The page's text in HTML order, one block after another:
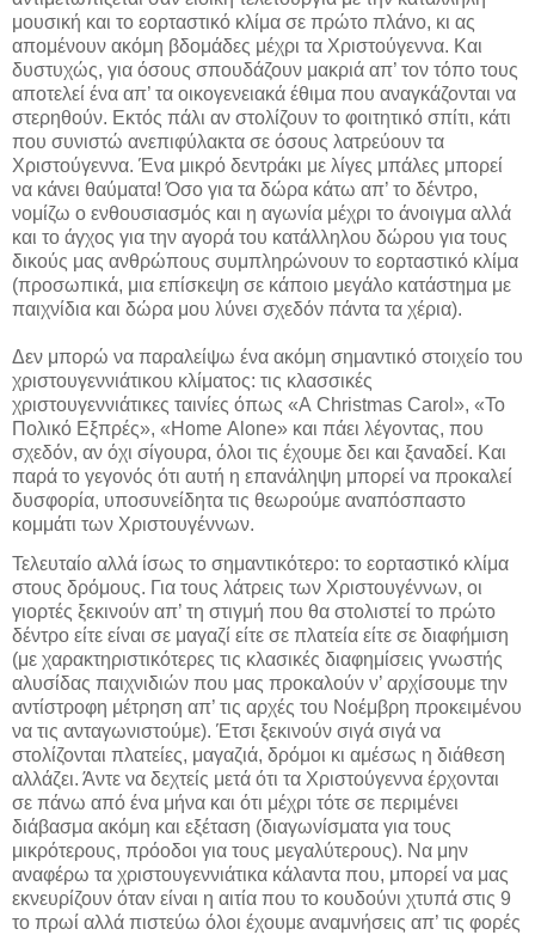
μουσική και το εορταστικό κλίμα σε πρώτο πλάνο, κι ας
απομένουν ακόμη βδομάδες μέχρι τα Χριστούγεννα. Και
δυστυχώς, για όσους σπουδάζουν μακριά απ’ τον τόπο τους
αποτελεί ένα απ’ τα οικογενειακά έθιμα που αναγκάζονται να
στερηθούν. Εκτός πάλι αν στολίζουν το φοιτητικό σπίτι, κάτι
που συνιστώ ανεπιφύλακτα σε όσους λατρεύουν τα
Χριστούγεννα. Ένα μικρό δεντράκι με λίγες μπάλες μπορεί
να κάνει θαύματα! Όσο για τα δώρα κάτω απ’ το δέντρο,
νομίζω ο ενθουσιασμός και η αγωνία μέχρι το άνοιγμα αλλά
και το άγχος για την αγορά του κατάλληλου δώρου για τους
δικούς μας ανθρώπους συμπληρώνουν το εορταστικό κλίμα
(προσωπικά, μια επίσκεψη σε κάποιο μεγάλο κατάστημα με
παιχνίδια και δώρα μου λύνει σχεδόν πάντα τα χέρια).
Δεν μπορώ να παραλείψω ένα ακόμη σημαντικό στοιχείο του
χριστουγεννιάτικου κλίματος: τις κλασσικές
χριστουγεννιάτικες ταινίες όπως «A Christmas Carol», «Το
Πολικό Εξπρές», «Home Alone» και πάει λέγοντας, που
σχεδόν, αν όχι σίγουρα, όλοι τις έχουμε δει και ξαναδεί. Και
παρά το γεγονός ότι αυτή η επανάληψη μπορεί να προκαλεί
δυσφορία, υποσυνείδητα τις θεωρούμε αναπόσπαστο
κομμάτι των Χριστουγέννων.
Τελευταίο αλλά ίσως το σημαντικότερο: το εορταστικό κλίμα
στους δρόμους. Για τους λάτρεις των Χριστουγέννων, οι
γιορτές ξεκινούν απ’ τη στιγμή που θα στολιστεί το πρώτο
δέντρο είτε είναι σε μαγαζί είτε σε πλατεία είτε σε διαφήμιση
(με χαρακτηριστικότερες τις κλασικές διαφημίσεις γνωστής
αλυσίδας παιχνιδιών που μας προκαλούν ν’ αρχίσουμε την
αντίστροφη μέτρηση απ’ τις αρχές του Νοέμβρη προκειμένου
να τις ανταγωνιστούμε). Έτσι ξεκινούν σιγά σιγά να
στολίζονται πλατείες, μαγαζιά, δρόμοι κι αμέσως η διάθεση
αλλάζει. Άντε να δεχτείς μετά ότι τα Χριστούγεννα έρχονται
σε πάνω από ένα μήνα και ότι μέχρι τότε σε περιμένει
διάβασμα ακόμη και εξέταση (διαγωνίσματα για τους
μικρότερους, πρόοδοι για τους μεγαλύτερους). Να μην
αναφέρω τα χριστουγεννιάτικα κάλαντα που, μπορεί να μας
εκνευρίζουν όταν είναι η αιτία που το κουδούνι χτυπά στις 9
το πρωί αλλά πιστεύω όλοι έχουμε αναμνήσεις απ’ τις φορές